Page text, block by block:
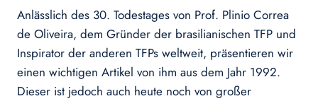
Anlässlich des 30. Todestages von Prof. Plinio Correa
de Oliveira, dem Gründer der brasilianischen TFP und
Inspirator der anderen TFPs weltweit, präsentieren wir
einen wichtigen Artikel von ihm aus dem Jahr 1992.
Dieser ist jedoch auch heute noch von großer